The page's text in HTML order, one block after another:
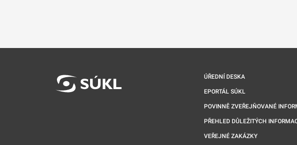
ÚŘEDNÍ DESKA
EPORTÁL SÚKL
POVINNĚ ZVEŘEJŇOVANÉ
PŘEHLED DŮLEŽITÝCH
VEŘEJNÉ ZAKÁZKY